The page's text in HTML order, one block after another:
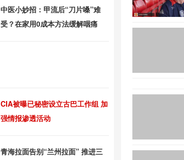
中医小妙招：甲流后“刀片嗓”难
受？在家用0成本方法缓解咽痛
CIA被曝已秘密设立古巴工作组 加
强情报渗透活动
青海拉面告别“兰州拉面” 推进三